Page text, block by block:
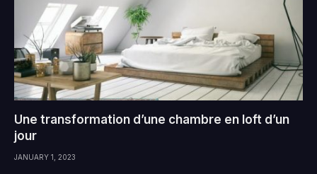
Une transformation d’une chambre en loft d’un
jour
JANUARY 1, 2023